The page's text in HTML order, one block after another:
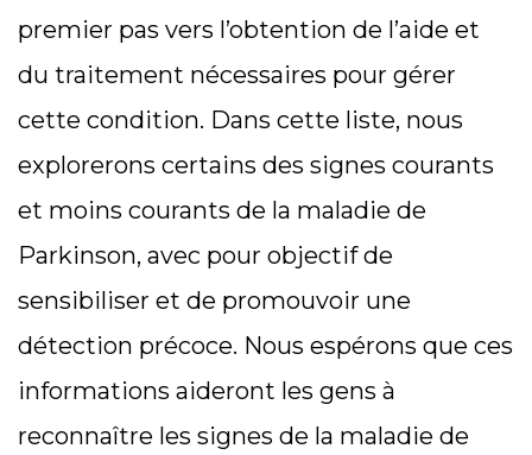
premier pas vers l’obtention de l’aide et
du traitement nécessaires pour gérer
cette condition. Dans cette liste, nous
explorerons certains des signes courants
et moins courants de la maladie de
Parkinson, avec pour objectif de
sensibiliser et de promouvoir une
détection précoce. Nous espérons que ces
informations aideront les gens à
reconnaître les signes de la maladie de